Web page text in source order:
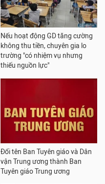
Nếu hoạt động GD tăng cường
không thu tiền, chuyên gia lo
trường "có nhiệm vụ nhưng
thiếu nguồn lực"
Đổi tên Ban Tuyên giáo và Dân
vận Trung ương thành Ban
Tuyên giáo Trung ương